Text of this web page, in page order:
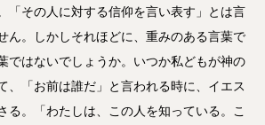
「その人に対する信仰を言い表す」とは言
ん。しかしそれほどに、重みのある言葉で
ではないでしょうか。いつか私どもが神の
、「お前は誰だ」と言われる時に、イエス
る。「わたしは、この人を知っている。こ